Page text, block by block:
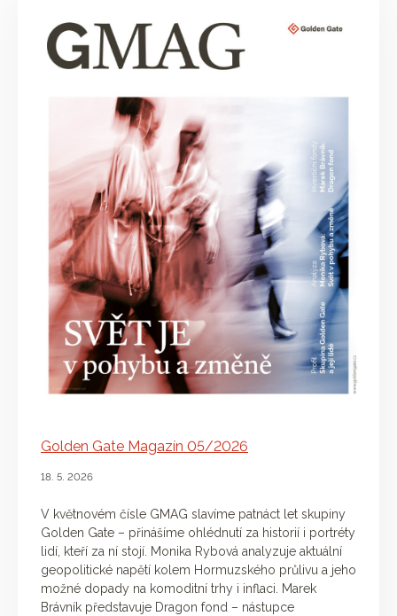
Golden Gate Magazín 05/2026
18. 5. 2026
V květnovém čísle GMAG slavíme patnáct let skupiny
Golden Gate – přinášíme ohlédnutí za historií i portréty
lidí, kteří za ní stojí. Monika Rybová analyzuje aktuální
geopolitické napětí kolem Hormuzského průlivu a jeho
možné dopady na komoditní trhy i inflaci. Marek
Brávník představuje Dragon fond – nástupce